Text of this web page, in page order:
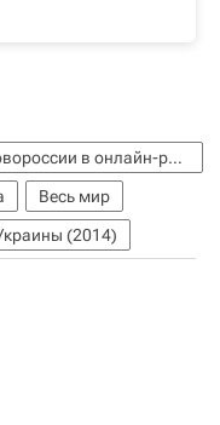
Развитие событий на Украине и в Новороссии в онлайн-репортажах
Весь мир
(2014)